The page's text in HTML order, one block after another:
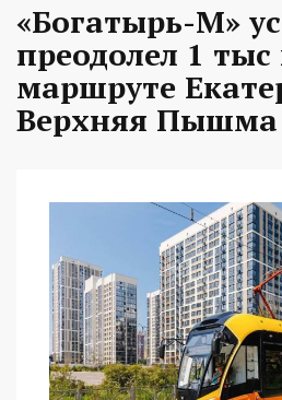
«Богатырь-М»
преодолел 1
маршруте
Верхняя Пышма